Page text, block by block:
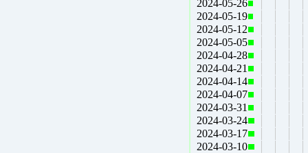
2024-05-26
2024-05-19
2024-05-12
2024-05-05
2024-04-28
2024-04-21
2024-04-14
2024-04-07
2024-03-31
2024-03-24
2024-03-17
2024-03-10